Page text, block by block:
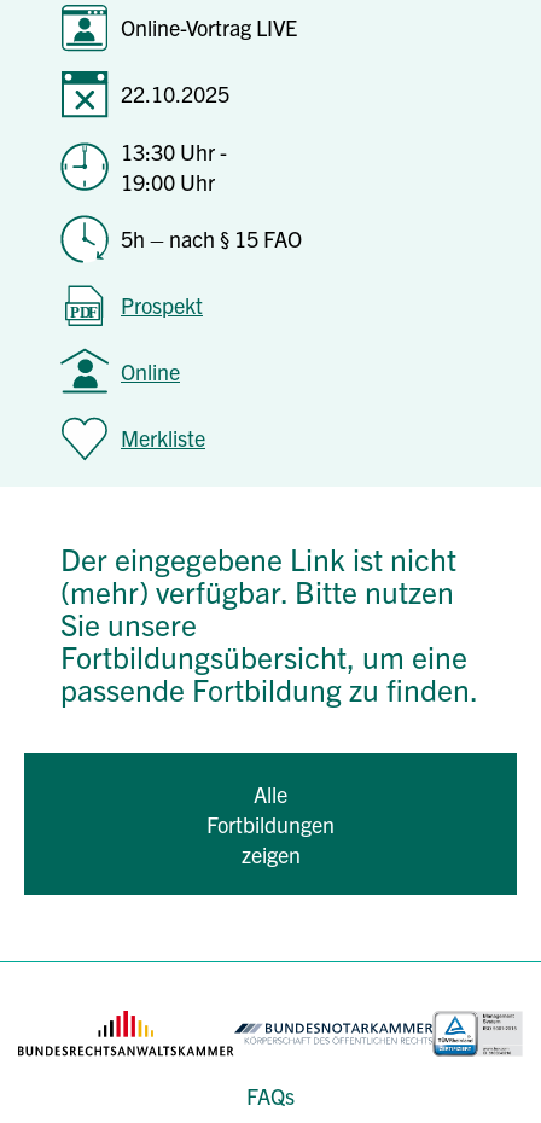
Online-Vortrag LIVE
22.10.2025
13:30 Uhr -
19:00 Uhr
5h – nach § 15 FAO
Prospekt
Online
Merkliste
Der eingegebene Link ist nicht
(mehr) verfügbar. Bitte nutzen
Sie unsere
Fortbildungsübersicht, um eine
passende Fortbildung zu finden.
Alle
Fortbildungen
zeigen
FAQs